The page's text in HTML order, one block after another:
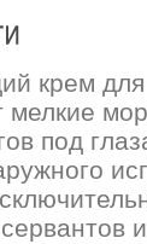
крем
мелкие
под